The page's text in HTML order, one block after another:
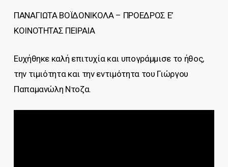
ΠΑΝΑΓΙΩΤΑ ΒΟΪΔΟΝΙΚΟΛΑ – ΠΡΟΕΔΡΟΣ Ε’
ΚΟΙΝΟΤΗΤΑΣ ΠΕΙΡΑΙΑ
Ευχήθηκε καλή επιτυχία και υπογράμμισε το ήθος,
την τιμιότητα και την εντιμότητα του Γιώργου
Παπαμανώλη Ντοζα.